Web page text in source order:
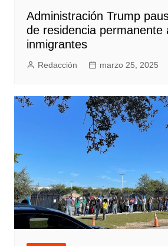
Administración Trump
de residencia permanente
inmigrantes
Redacción marzo 25, 2025